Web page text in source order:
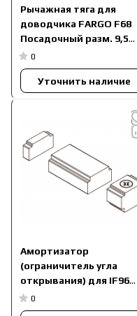
Рычажная тяга для
доводчика FARGO F68
Посадочный разм. 9,5
мм.
0
Уточнить наличие
Амортизатор
(ограничитель угла
открывания) для IF96
арт. 249000000 (ск.канал
15 мм)
0